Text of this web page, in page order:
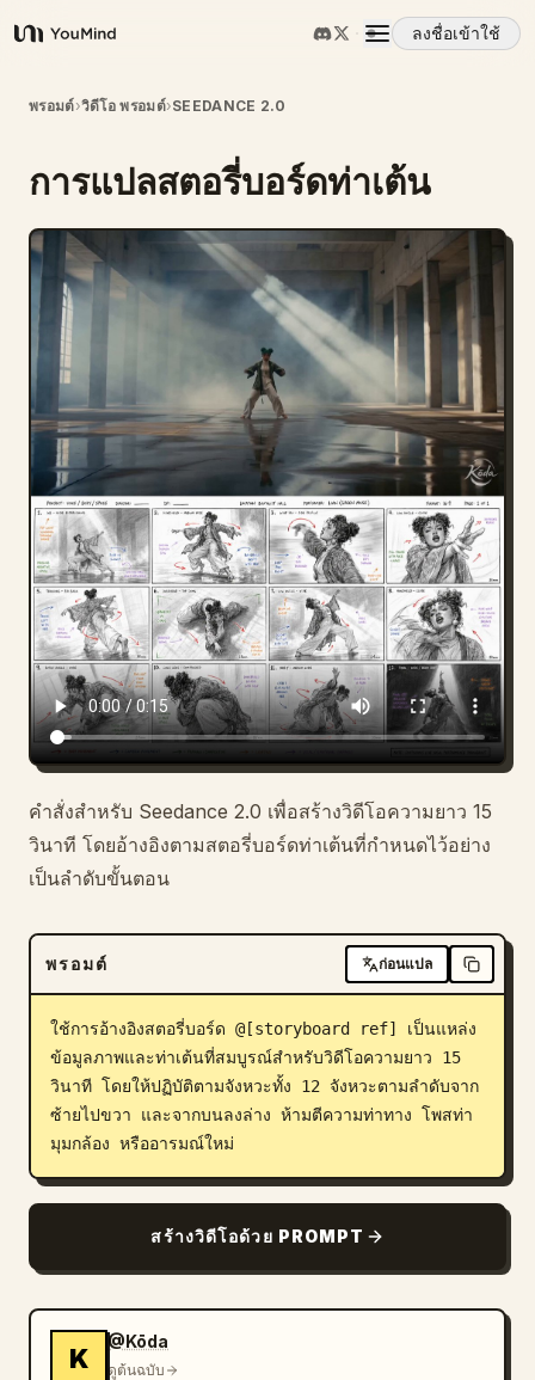
YouMind
ลงชื่อเข้าใช้
ภาพรวม
กรณีการใช้งาน
ทักษะ
พรอมต์
ราคา
ดาวน์โหลด
บล็อก
อัปเดต
พรอมต์›วิดีโอ พรอมต์›SEEDANCE 2.0
การแปลสตอรี่บอร์ดท่าเต้น
คำสั่งสำหรับ Seedance 2.0 เพื่อสร้างวิดีโอความยาว 15
วินาที โดยอ้างอิงตามสตอรี่บอร์ดท่าเต้นที่กำหนดไว้อย่าง
เป็นลำดับขั้นตอน
พรอมต์ ก่อนแปล
ใช้การอ้างอิงสตอรี่บอร์ด @[storyboard ref] เป็นแหล่ง
ข้อมูลภาพและท่าเต้นที่สมบูรณ์สำหรับวิดีโอความยาว 15
วินาที โดยให้ปฏิบัติตามจังหวะทั้ง 12 จังหวะตามลำดับจาก
ซ้ายไปขวา และจากบนลงล่าง ห้ามตีความท่าทาง โพสท่า
มุมกล้อง หรืออารมณ์ใหม่
สร้างวิดีโอด้วย PROMPT
K
@Kōda
ดูต้นฉบับ